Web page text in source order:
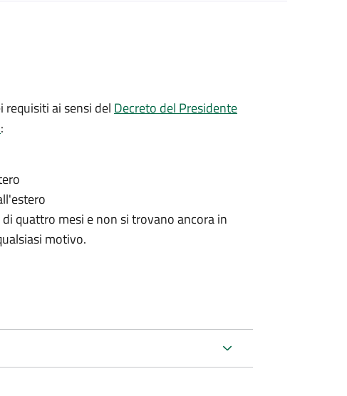
ai sensi del Decreto del Presidente
:
quattro mesi e non si trovano ancora in
motivo.